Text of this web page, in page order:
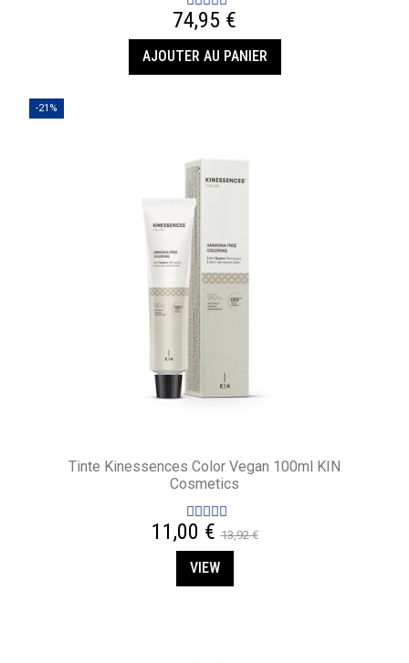
74,95 €
AJOUTER AU PANIER
-21%
Tinte Kinessences Color Vegan 100ml KIN
Cosmetics
11,00 €13,92 €
VIEW